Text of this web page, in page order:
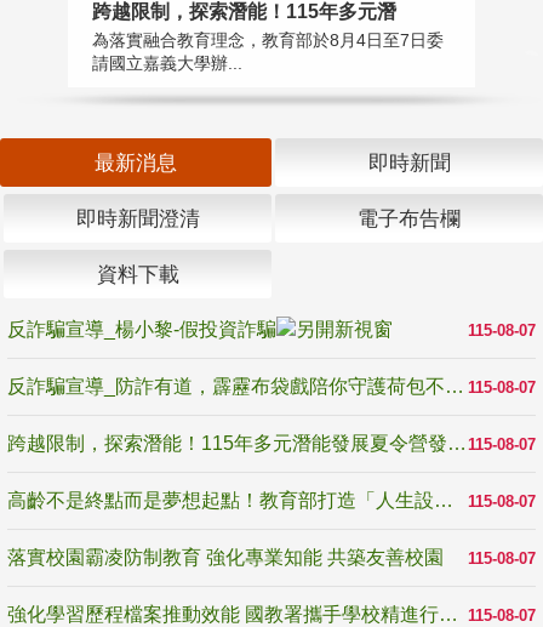
跨越限制，探索潛能！115年多元潛
為落實融合教育理念，教育部於8月4日至7日委
請國立嘉義大學辦...
最新消息 即時新聞
即時新聞澄清 電子布告欄
資料下載
115-08-07
反詐騙宣導_楊小黎-假投資詐騙
115-08-07
反詐騙宣導_防詐有道，霹靂布袋戲陪你守護荷包不受騙
115-08-07
跨越限制，探索潛能！115年多元潛能發展夏令營發掘生命無限可能
115-08-07
高齡不是終點而是夢想起點！教育部打造「人生設計夢工場」 參展第3屆高齡健康產業博覽會
115-08-07
落實校園霸凌防制教育 強化專業知能 共築友善校園
115-08-07
強化學習歷程檔案推動效能 國教署攜手學校精進行政與教學支持